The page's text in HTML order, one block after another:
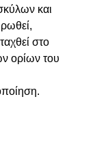
και
στο
ορίων του